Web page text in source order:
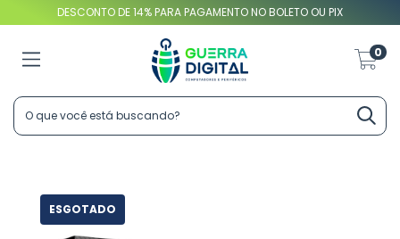
DESCONTO DE 14% PARA PAGAMENTO NO BOLETO OU PIX
0
ESGOTADO